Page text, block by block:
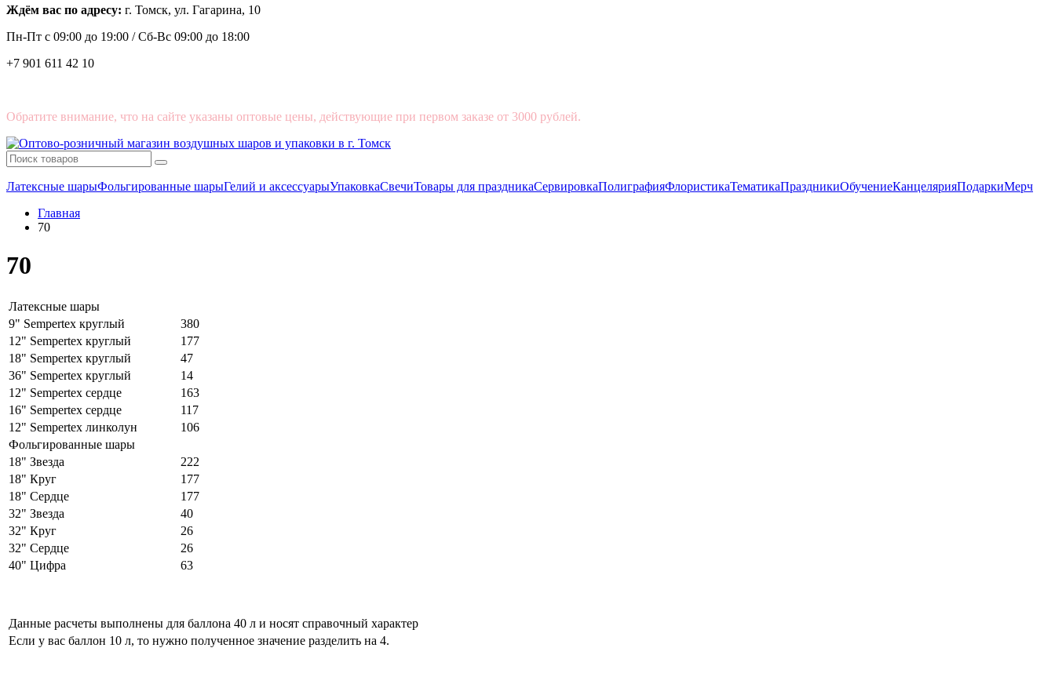
Ждём вас по адресу: г. Томск, ул. Гагарина, 10
Пн-Пт с 09:00 до 19:00 /Сб-Вс 09:00 до 18:00
+7 901 611 42 10
Обратите внимание, что на сайте указаны оптовые цены, действующие при первом заказе от 3000 рублей.
Латексные шарыФольгированные шарыГелий и аксессуарыУпаковкаСвечиТовары для праздникаСервировкаПолиграфияФлористикаТематикаПраздникиОбучениеКанцелярияПодаркиМерч
Главная
70
70
Латексные шары
9" Sempertex круглый
380
12" Sempertex круглый
177
18" Sempertex круглый
47
36" Sempertex круглый
14
12" Sempertex сердце
163
16" Sempertex сердце
117
12" Sempertex линколун
106
Фольгированные шары
18" Звезда
222
18" Круг
177
18" Сердце
177
32" Звезда
40
32" Круг
26
32" Сердце
26
40" Цифра
63
Данные расчеты выполнены для баллона 40 л и носят справочный характер
Если у вас баллон 10 л, то нужно полученное значение разделить на 4.